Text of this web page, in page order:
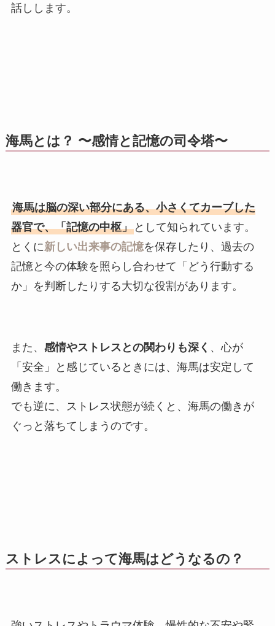
話しします。
海馬とは？ 〜感情と記憶の司令塔〜
海馬は脳の深い部分にある、小さくてカーブした
器官で、「記憶の中枢」として知られています。
とくに新しい出来事の記憶を保存したり、過去の
記憶と今の体験を照らし合わせて「どう行動する
か」を判断したりする大切な役割があります。
また、 感情やストレスとの関わりも深く 、心が
「安全」と感じているときには、海馬は安定して
働きます。
でも逆に、ストレス状態が続くと、海馬の働きが
ぐっと落ちてしまうのです。
ストレスによって海馬はどうなるの？